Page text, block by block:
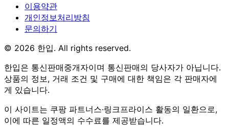
이용약관
개인정보처리방침
문의하기
© 2026 한입. All rights reserved.
한입은 통신판매중개자이며 통신판매의 당사자가 아닙니다.
상품의 정보, 거래 조건 및 구매에 대한 책임은 각 판매자에
게 있습니다.
이 사이트는 쿠팡 파트너스·링크프라이스 활동의 일환으로,
이에 따른 일정액의 수수료를 제공받습니다.